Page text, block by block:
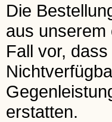
Die
aus unserem
Fall vor,
erstatten.